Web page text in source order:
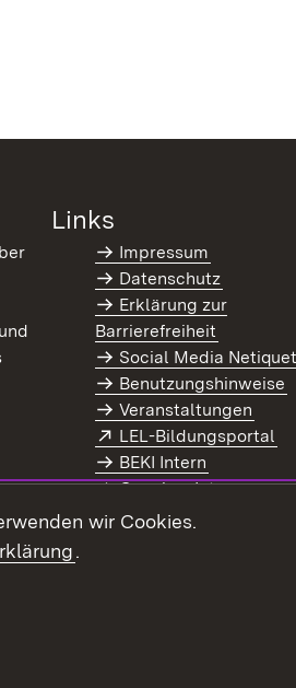
in neuem Fenster)
Links
Impressum
Datenschutz
Erklärung zur
Barrierefreiheit
Social Media
Benutzungshinweise
Veranstaltungen
Extern:
LEL-Bildungsportal
BEKI Intern
Coaches Intern
Intranet
wir Cookies.
.